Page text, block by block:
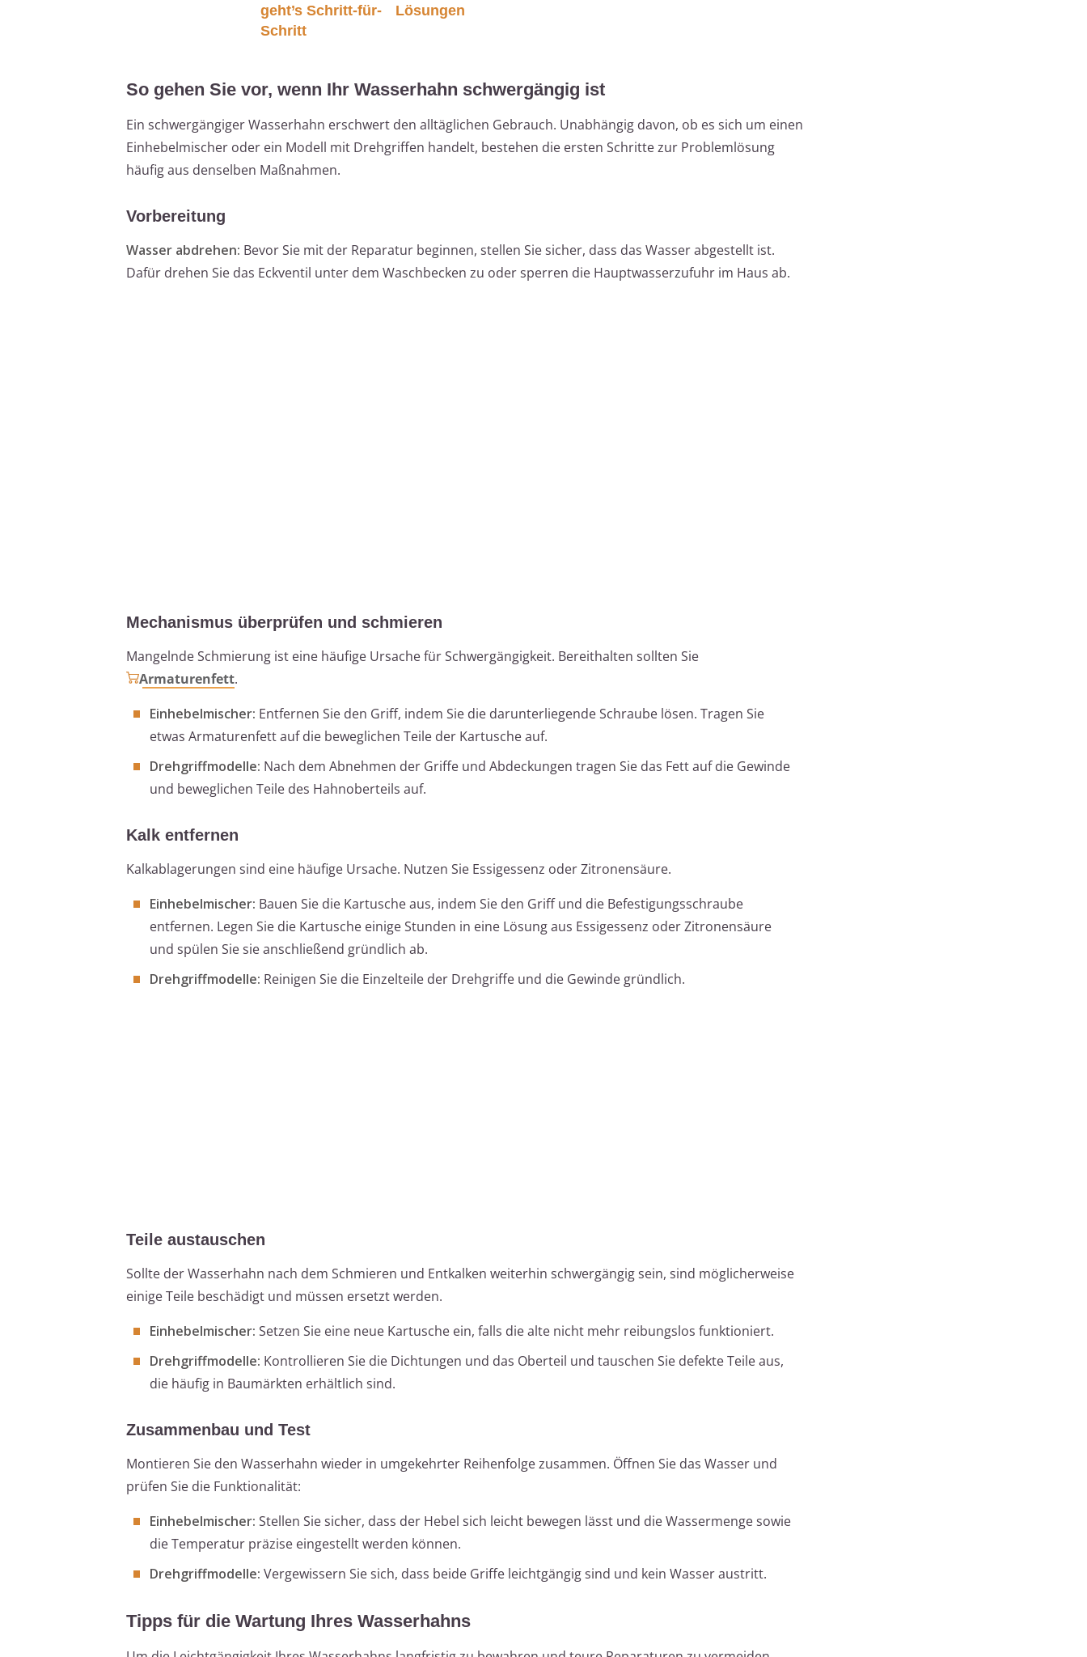
geht’s Schritt-für-
Schritt
Lösungen
So gehen Sie vor, wenn Ihr Wasserhahn schwergängig ist
Ein schwergängiger Wasserhahn erschwert den alltäglichen Gebrauch. Unabhängig davon, ob es sich um einen
Einhebelmischer oder ein Modell mit Drehgriffen handelt, bestehen die ersten Schritte zur Problemlösung
häufig aus denselben Maßnahmen.
Vorbereitung
Wasser abdrehen: Bevor Sie mit der Reparatur beginnen, stellen Sie sicher, dass das Wasser abgestellt ist.
Dafür drehen Sie das Eckventil unter dem Waschbecken zu oder sperren die Hauptwasserzufuhr im Haus ab.
Mechanismus überprüfen und schmieren
Mangelnde Schmierung ist eine häufige Ursache für Schwergängigkeit. Bereithalten sollten Sie
Armaturenfett.
Einhebelmischer: Entfernen Sie den Griff, indem Sie die darunterliegende Schraube lösen. Tragen Sie
etwas Armaturenfett auf die beweglichen Teile der Kartusche auf.
Drehgriffmodelle: Nach dem Abnehmen der Griffe und Abdeckungen tragen Sie das Fett auf die Gewinde
und beweglichen Teile des Hahnoberteils auf.
Kalk entfernen
Kalkablagerungen sind eine häufige Ursache. Nutzen Sie Essigessenz oder Zitronensäure.
Einhebelmischer: Bauen Sie die Kartusche aus, indem Sie den Griff und die Befestigungsschraube
entfernen. Legen Sie die Kartusche einige Stunden in eine Lösung aus Essigessenz oder Zitronensäure
und spülen Sie sie anschließend gründlich ab.
Drehgriffmodelle: Reinigen Sie die Einzelteile der Drehgriffe und die Gewinde gründlich.
Teile austauschen
Sollte der Wasserhahn nach dem Schmieren und Entkalken weiterhin schwergängig sein, sind möglicherweise
einige Teile beschädigt und müssen ersetzt werden.
Einhebelmischer: Setzen Sie eine neue Kartusche ein, falls die alte nicht mehr reibungslos funktioniert.
Drehgriffmodelle: Kontrollieren Sie die Dichtungen und das Oberteil und tauschen Sie defekte Teile aus,
die häufig in Baumärkten erhältlich sind.
Zusammenbau und Test
Montieren Sie den Wasserhahn wieder in umgekehrter Reihenfolge zusammen. Öffnen Sie das Wasser und
prüfen Sie die Funktionalität:
Einhebelmischer: Stellen Sie sicher, dass der Hebel sich leicht bewegen lässt und die Wassermenge sowie
die Temperatur präzise eingestellt werden können.
Drehgriffmodelle: Vergewissern Sie sich, dass beide Griffe leichtgängig sind und kein Wasser austritt.
Tipps für die Wartung Ihres Wasserhahns